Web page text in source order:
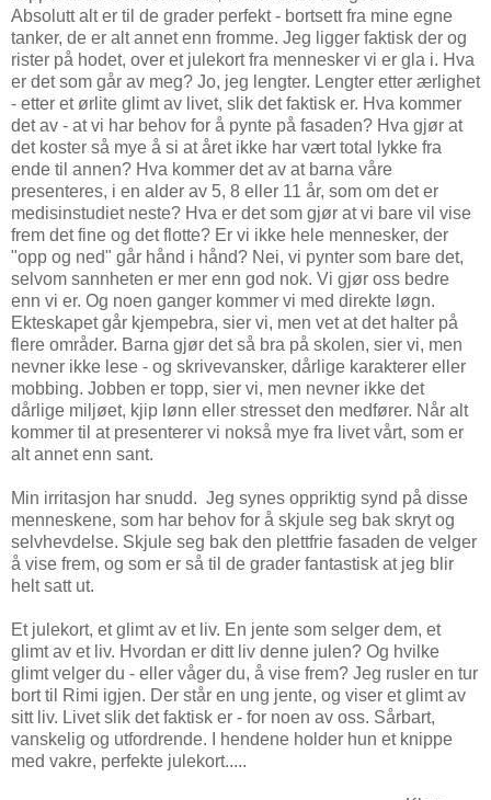
Absolutt alt er til de grader perfekt - bortsett fra mine egne
tanker, de er alt annet enn fromme. Jeg ligger faktisk der og
rister på hodet, over et julekort fra mennesker vi er gla i. Hva
er det som går av meg? Jo, jeg lengter. Lengter etter ærlighet
- etter et ørlite glimt av livet, slik det faktisk er. Hva kommer
det av - at vi har behov for å pynte på fasaden? Hva gjør at
det koster så mye å si at året ikke har vært total lykke fra
ende til annen? Hva kommer det av at barna våre
presenteres, i en alder av 5, 8 eller 11 år, som om det er
medisinstudiet neste? Hva er det som gjør at vi bare vil vise
frem det fine og det flotte? Er vi ikke hele mennesker, der
"opp og ned" går hånd i hånd? Nei, vi pynter som bare det,
selvom sannheten er mer enn god nok. Vi gjør oss bedre
enn vi er. Og noen ganger kommer vi med direkte løgn.
Ekteskapet går kjempebra, sier vi, men vet at det halter på
flere områder. Barna gjør det så bra på skolen, sier vi, men
nevner ikke lese - og skrivevansker, dårlige karakterer eller
mobbing. Jobben er topp, sier vi, men nevner ikke det
dårlige miljøet, kjip lønn eller stresset den medfører. Når alt
kommer til at presenterer vi nokså mye fra livet vårt, som er
alt annet enn sant.
Min irritasjon har snudd. Jeg synes oppriktig synd på disse
menneskene, som har behov for å skjule seg bak skryt og
selvhevdelse. Skjule seg bak den plettfrie fasaden de velger
å vise frem, og som er så til de grader fantastisk at jeg blir
helt satt ut.
Et julekort, et glimt av et liv. En jente som selger dem, et
glimt av et liv. Hvordan er ditt liv denne julen? Og hvilke
glimt velger du - eller våger du, å vise frem? Jeg rusler en tur
bort til Rimi igjen. Der står en ung jente, og viser et glimt av
sitt liv. Livet slik det faktisk er - for noen av oss. Sårbart,
vanskelig og utfordrende. I hendene holder hun et knippe
med vakre, perfekte julekort.....